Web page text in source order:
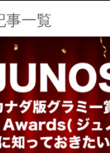
事一覧